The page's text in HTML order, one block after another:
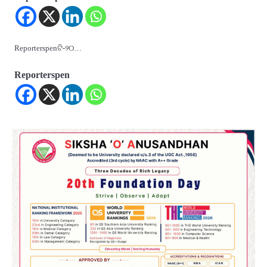
Reporterspenଟି-୨୦…
Reporterspen
‘ଭବିଷ୍ୟତ ପିଢିର ଆକାଂକ୍ଷାକୁ ପୂରଣ କରିବା
ଲାଗି ଶିକ୍ଷା ବ୍ୟବସ୍ଥାରେ ପରିବର୍ତ୍ତନ ଜରୁରୀ’
Reporters Pen
୨୨ଜଣ ବୁଣାକାରଙ୍କୁ ସନ୍ଥ କବୀର ହସ୍ତତନ୍ତ